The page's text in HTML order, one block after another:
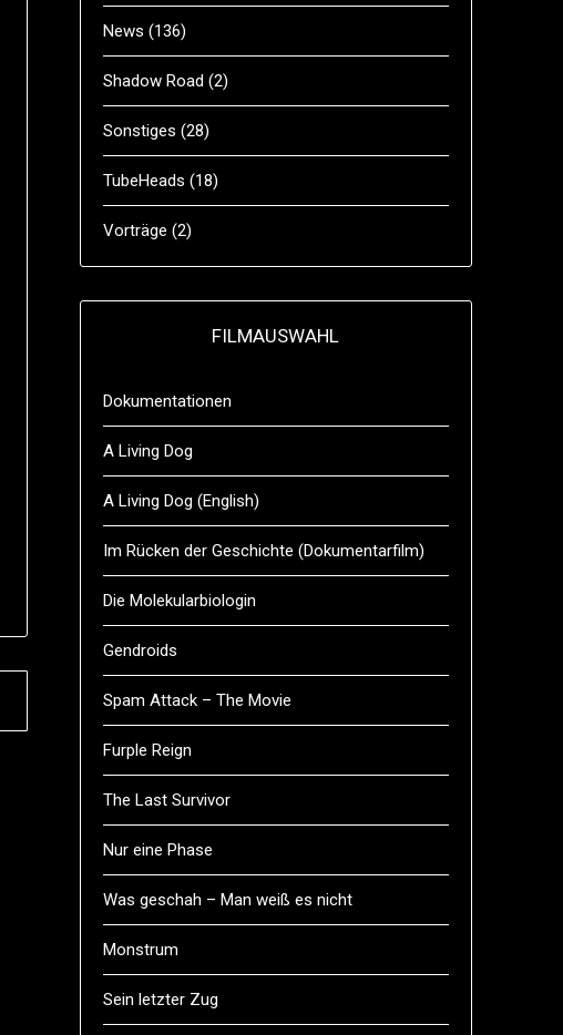
News (136)
Shadow Road (2)
Sonstiges (28)
TubeHeads (18)
Vorträge (2)
FILMAUSWAHL
Dokumentationen
A Living Dog
A Living Dog (English)
Im Rücken der Geschichte (Dokumentarfilm)
Die Molekularbiologin
Gendroids
Spam Attack – The Movie
Furple Reign
The Last Survivor
Nur eine Phase
Was geschah – Man weiß es nicht
Monstrum
Sein letzter Zug